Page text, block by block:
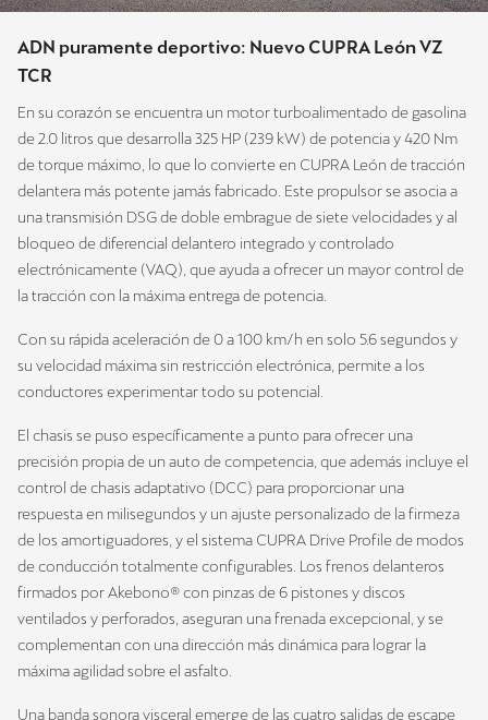
ADN puramente deportivo: Nuevo CUPRA León VZ
TCR
En su corazón se encuentra un motor turboalimentado de gasolina
de 2.0 litros que desarrolla 325 HP (239 kW) de potencia y 420 Nm
de torque máximo, lo que lo convierte en CUPRA León de tracción
delantera más potente jamás fabricado. Este propulsor se asocia a
una transmisión DSG de doble embrague de siete velocidades y al
bloqueo de diferencial delantero integrado y controlado
electrónicamente (VAQ), que ayuda a ofrecer un mayor control de
la tracción con la máxima entrega de potencia.
Con su rápida aceleración de 0 a 100 km/h en solo 5.6 segundos y
su velocidad máxima sin restricción electrónica, permite a los
conductores experimentar todo su potencial.
El chasis se puso específicamente a punto para ofrecer una
precisión propia de un auto de competencia, que además incluye el
control de chasis adaptativo (DCC) para proporcionar una
respuesta en milisegundos y un ajuste personalizado de la firmeza
de los amortiguadores, y el sistema CUPRA Drive Profile de modos
de conducción totalmente configurables. Los frenos delanteros
firmados por Akebono® con pinzas de 6 pistones y discos
ventilados y perforados, aseguran una frenada excepcional, y se
complementan con una dirección más dinámica para lograr la
máxima agilidad sobre el asfalto.
Una banda sonora visceral emerge de las cuatro salidas de escape